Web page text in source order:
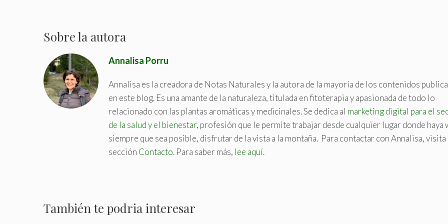
Sobre la autora
Annalisa Porru
Annalisa es la creadora de Notas Naturales y la autora de la mayoría de los contenidos
en este blog. Es una amante de la naturaleza, titulada en fitoterapia y apasionada de todo lo
relacionado con las plantas aromáticas y medicinales. Se dedica al marketing digital para el
de la salud y el bienestar, profesión que le permite trabajar desde cualquier lugar donde haya
siempre que sea posible, disfrutar de la vista a la montaña. Para contactar con Annalisa, visita
sección Contacto. Para saber más, lee aquí.
También te podria interesar